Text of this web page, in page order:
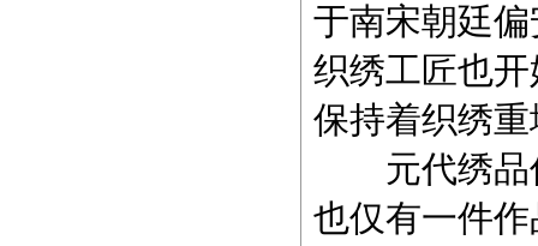
于南宋朝廷
织绣工匠也
保持着织绣
元代绣品传
也仅有一件